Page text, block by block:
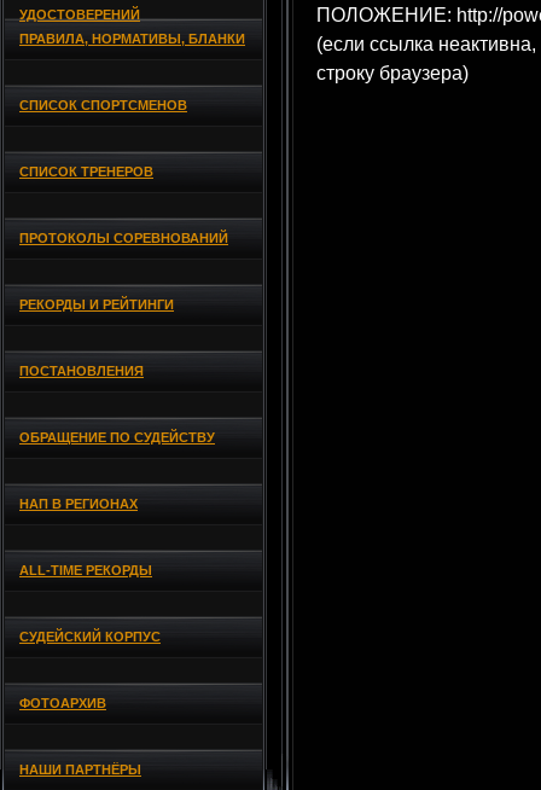
УДОСТОВЕРЕНИЙ
ПРАВИЛА, НОРМАТИВЫ, БЛАНКИ
СПИСОК СПОРТСМЕНОВ
СПИСОК ТРЕНЕРОВ
ПРОТОКОЛЫ СОРЕВНОВАНИЙ
РЕКОРДЫ И РЕЙТИНГИ
ПОСТАНОВЛЕНИЯ
ОБРАЩЕНИЕ ПО СУДЕЙСТВУ
НАП В РЕГИОНАХ
ALL-TIME РЕКОРДЫ
СУДЕЙСКИЙ КОРПУС
ФОТОАРХИВ
НАШИ ПАРТНЁРЫ
ПОЛОЖЕНИЕ: http://
(если ссылка
строку браузера)